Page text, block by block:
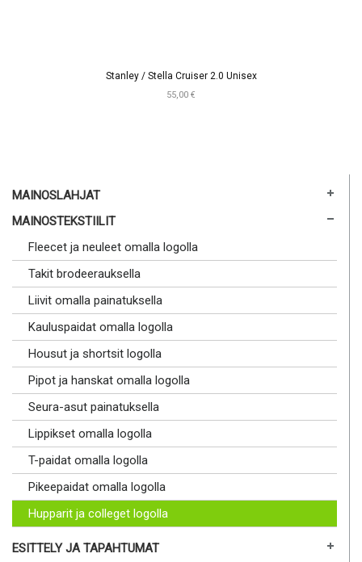
Stanley / Stella Cruiser 2.0 Unisex
55,00 €
MAINOSLAHJAT
MAINOSTEKSTIILIT
Fleecet ja neuleet omalla logolla
Takit brodeerauksella
Liivit omalla painatuksella
Kauluspaidat omalla logolla
Housut ja shortsit logolla
Pipot ja hanskat omalla logolla
Seura-asut painatuksella
Lippikset omalla logolla
T-paidat omalla logolla
Pikeepaidat omalla logolla
Hupparit ja colleget logolla
ESITTELY JA TAPAHTUMAT